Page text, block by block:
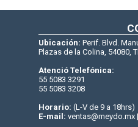
Ubicación: Perif. Blvd.
Plazas de la Colina, 54080,
Atenció Telefónica:
55 5083 3291
55 5083 3208
Horario: (L-V de 9 a 18hrs)
E-mail: